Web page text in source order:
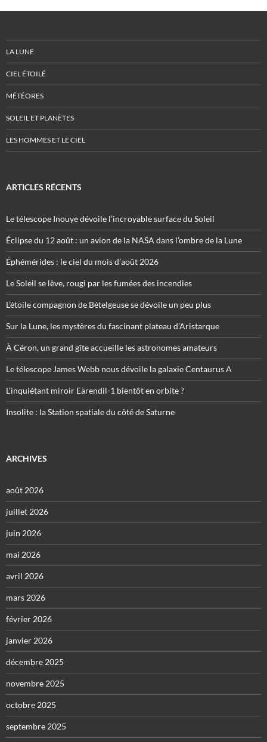
LA LUNE
CIEL ÉTOILÉ
MÉTÉORES
SOLEIL ET PLANÈTES
LES HOMMES ET LE CIEL
ARTICLES RÉCENTS
Le télescope Inouye dévoile l’incroyable surface du Soleil
Éclipse du 12 août : un avion de la NASA dans l’ombre de la Lune
Éphémérides : le ciel du mois d’août 2026
Le Soleil se lève, rougi par les fumées des incendies
L’étoile compagnon de Bételgeuse se dévoile un peu plus
Sur la Lune, les mystères du fascinant plateau d’Aristarque
À Céron, un grand gîte accueille les astronomes amateurs
Le télescope James Webb nous dévoile la galaxie Centaurus A
L’inquiétant miroir Eärendil-1 bientôt en orbite ?
Insolite : la Station spatiale du côté de Saturne
ARCHIVES
août 2026
juillet 2026
juin 2026
mai 2026
avril 2026
mars 2026
février 2026
janvier 2026
décembre 2025
novembre 2025
octobre 2025
septembre 2025